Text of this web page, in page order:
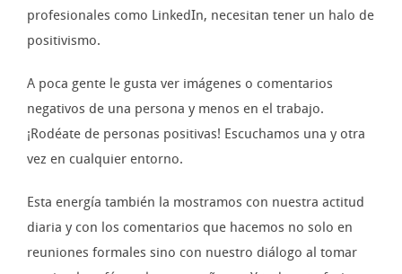
profesionales como LinkedIn, necesitan tener un halo de
positivismo.
A poca gente le gusta ver imágenes o comentarios
negativos de una persona y menos en el trabajo.
¡Rodéate de personas positivas! Escuchamos una y otra
vez en cualquier entorno.
Esta energía también la mostramos con nuestra actitud
diaria y con los comentarios que hacemos no solo en
reuniones formales sino con nuestro diálogo al tomar